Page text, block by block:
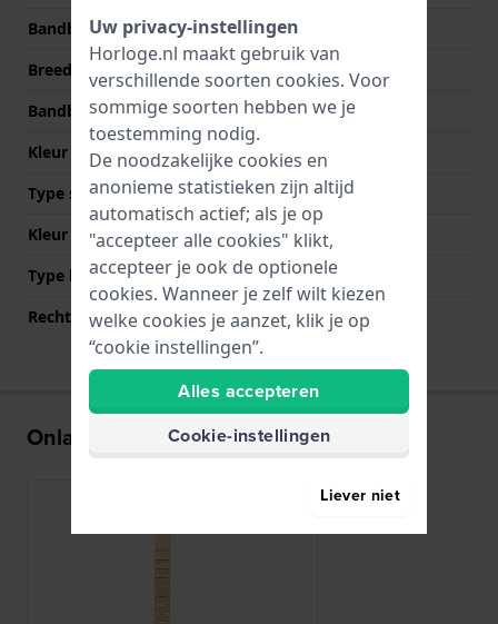
Bandbreedte
15 mm
Breedte bandaanzet
Bandbreedte bij sluiting
10 mm
Kleur Band
Goud
Type sluiting
Sieraadsluiting
Kleur sluiting
Goud
Type bevestiging
Stalen pennen
Rechte bandaanzet
Nee
Onlangs bekeken
Uw privacy-instellingen
Horloge.nl maakt gebruik van
verschillende soorten cookies. Voor
sommige soorten hebben we je
toestemming nodig.
De noodzakelijke cookies en
anonieme statistieken zijn altijd
automatisch actief; als je op
"accepteer alle cookies" klikt,
accepteer je ook de optionele
cookies. Wanneer je zelf wilt kiezen
welke cookies je aanzet, klik je op
“cookie instellingen”.
Alles accepteren
Cookie-instellingen
Liever niet